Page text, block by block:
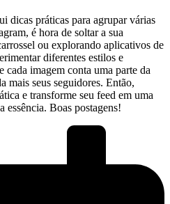
dicas práticas para agrupar várias⁣
é hora de soltar a sua
ou explorando aplicativos de
diferentes estilos e
cada imagem conta uma parte da
mais seus seguidores. Então,
e transforme ‍seu ‌feed em uma​
essência. Boas ‍postagens!